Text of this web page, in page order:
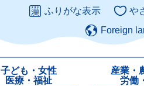
ふりがな表示 や
Foreign
子ども・女性
医療・福祉
産業・
労働